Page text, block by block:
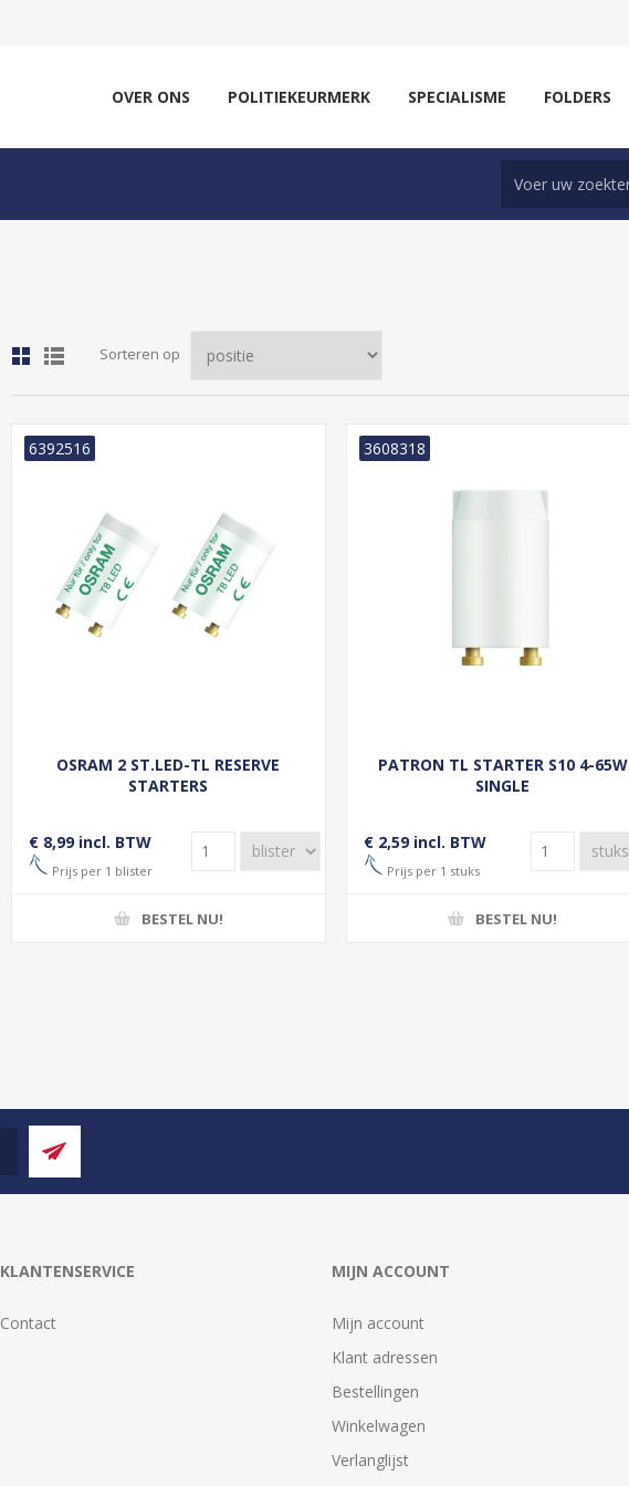
OVER ONS POLITIEKEURMERK SPECIALISME FOLDERS
Sorteren op
OSRAM 2 ST.LED-TL RESERVE
STARTERS
6392516
€ 8,99 incl. BTW
Prijs per 1 blister
BESTEL NU!
PATRON TL STARTER S10 4-65W
SINGLE
3608318
€ 2,59 incl. BTW
Prijs per 1 stuks
BESTEL NU!
KLANTENSERVICE
Contact
MIJN ACCOUNT
Mijn account
Klant adressen
Bestellingen
Winkelwagen
Verlanglijst